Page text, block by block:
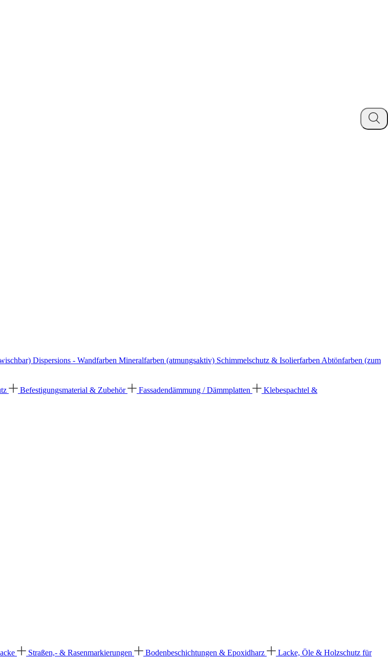
Dispersions - Wandfarben Mineralfarben (atmungsaktiv) Schimmelschutz & Isolierfarben Abtönfarben (zum
Befestigungsmaterial & Zubehör Fassadendämmung / Dämmplatten
Klebespachtel &
Straßen,- & Rasenmarkierungen Bodenbeschichtungen & Epoxidharz
Lacke, Öle & Holzschutz für